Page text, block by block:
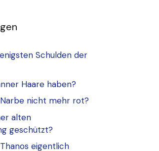
Schulden der
Haare haben?
nicht mehr rot?
alten
geschützt?
eigentlich